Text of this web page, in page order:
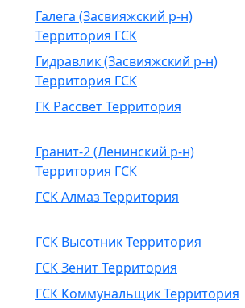
Галега (Засвияжский р-н)
Территория ГСК
Гидравлик (Засвияжский р-н)
Территория ГСК
ГК Рассвет Территория
Гранит-2 (Ленинский р-н)
Территория ГСК
ГСК Алмаз Территория
ГСК Высотник Территория
ГСК Зенит Территория
ГСК Коммунальщик Территория